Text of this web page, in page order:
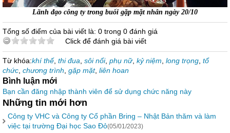
Lãnh đạo công ty trong buổi gặp mặt nhân ngày 20/10
Tổng số điểm của bài viết là: 0 trong 0 đánh giá
Click để đánh giá bài viết
Từ khóa:khí thế, thi đua sôi nổi, phụ nữ, kỷ niệm long trọng tổ
chức chương trình gặp mặt, liên hoan
Bình luận mới
Bạn cần đăng nhập thành viên để sử dụng chức năng này
Những tin mới hơn
Công ty VHC và Công ty Cổ phần Bring – Nhật Bản thăm và làm
việc tại trường Đại học Sao Đỏ(05/01/2023)